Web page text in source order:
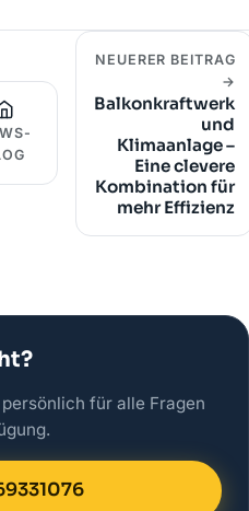
NEUERER BEITRAG
→
Balkonkraftwerk
und
Klimaanlage –
Eine clevere
Kombination für
mehr Effizienz
für alle Fragen